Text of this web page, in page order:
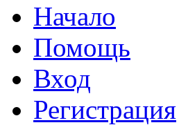
Начало
Помощь
Вход
Регистрация